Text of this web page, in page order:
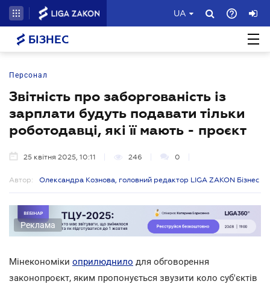
UA
БІЗНЕС
Персонал
Звітність про заборгованість із
зарплати будуть подавати тільки
роботодавці, які її мають - проєкт
25 квітня 2025, 10:11 246 0
Автор: Олександра Кознова, головний редактор LIGA ZAKON Бізнес
Реклама
Мінекономіки оприлюднило для обговорення
законопроєкт, яким пропонується звузити коло суб'єктів